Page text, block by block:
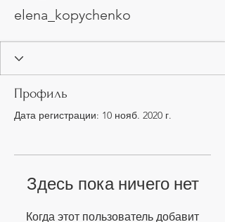
elena_kopychenko
Профиль
Дата регистрации: 10 нояб. 2020 г.
Здесь пока ничего нет
Когда этот пользователь добавит